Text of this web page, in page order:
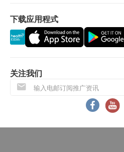
小便胆红素定性
小便红细胞
小便白细胞
小便细菌
小便晶体
肝功能标准检查
适合长期肝病、脂肪肝患者，以
HK$680.0
适合曾有心脏不适或缺乏运动之
HK$ 480.0
包括尿素、钠、钾、氯化物、重
HK$960.0
故当阁下身体出现任何疾
认可资格的医生，作出诊断
此计划必须经医护人员评
HKD350
订购疫苗检查计划之服务条
下载应用程式
关注我们